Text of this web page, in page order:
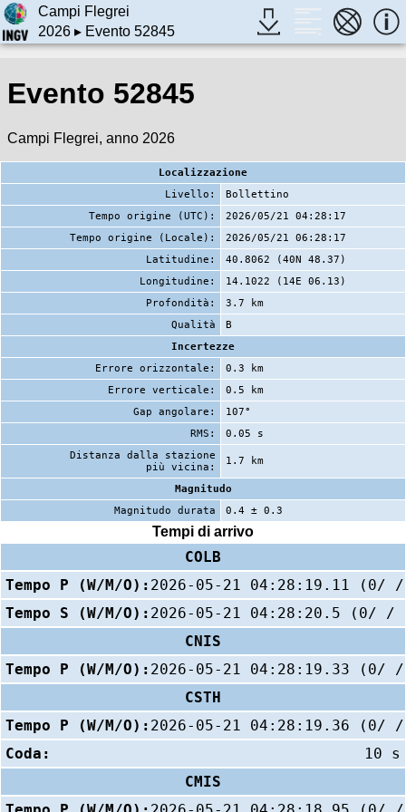
Campi Flegrei
2026▸ Evento 52845
Evento 52845
Campi Flegrei, anno 2026
Localizzazione
Livello:
Bollettino
Tempo origine (UTC):
2026/05/21 04:28:17
Tempo origine (Locale):
2026/05/21 06:28:17
Latitudine:
40.8062 (40N 48.37)
Longitudine:
14.1022 (14E 06.13)
Profondità:
3.7 km
Qualità
B
Incertezze
Errore orizzontale:
0.3 km
Errore verticale:
0.5 km
Gap angolare:
107°
RMS:
0.05 s
Distanza dalla stazione
più vicina:
1.7 km
Magnitudo
Magnitudo durata
0.4 ± 0.3
Tempi di arrivo
COLB
Tempo P (W/M/O): 2026-05-21 04:28:19.11 (0/
Tempo S (W/M/O): 2026-05-21 04:28:20.5 (0/ /
CNIS
Tempo P (W/M/O): 2026-05-21 04:28:19.33 (0/
CSTH
Tempo P (W/M/O): 2026-05-21 04:28:19.36 (0/
Coda:
10 s
CMIS